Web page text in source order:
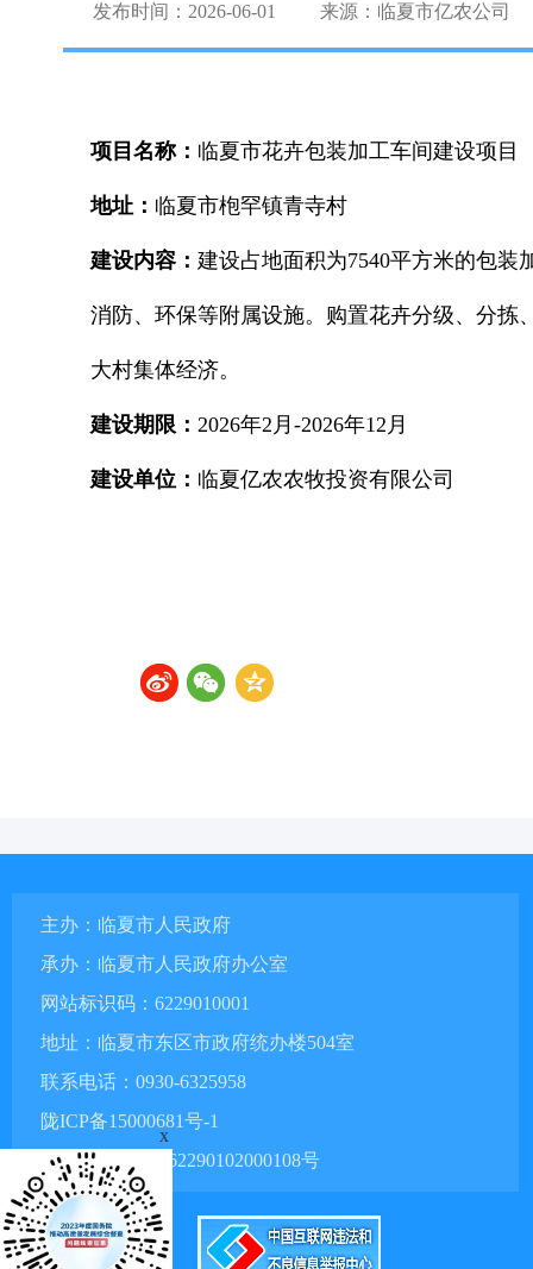
发布时间：2026-06-01 来源：临夏市亿农公司
项目名称： 临夏市花卉包装加工车间建设项目
地址： 临夏市枹罕镇青寺村
建设内容： 建设占地面积为7540平方米的包装
消防、环保等附属设施。购置花卉分级、分拣
大村集体经济。
建设期限： 2026年2月-2026年12月
建设单位： 临夏亿农农牧投资有限公司
主办：临夏市人民政府
承办：临夏市人民政府办公室
网站标识码：6229010001
地址：临夏市东区市政府统办楼504室
联系电话：0930-6325958
陇ICP备15000681号-1
甘公网安备 62290102000108号
x